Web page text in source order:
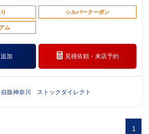
シルバークーポン
ム
加 見積依頼・来店予約
自販神奈川 ストックダイレクト
1